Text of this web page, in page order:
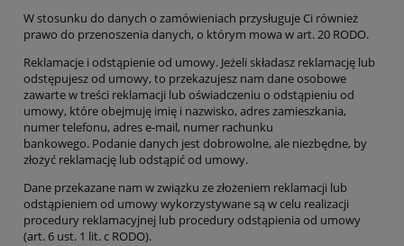
W stosunku do danych o zamówieniach przysługuje Ci również
prawo do przenoszenia danych, o którym mowa w art. 20 RODO.
Reklamacje i odstąpienie od umowy. Jeżeli składasz reklamację lub
odstępujesz od umowy, to przekazujesz nam dane osobowe
zawarte w treści reklamacji lub oświadczeniu o odstąpieniu od
umowy, które obejmuję imię i nazwisko, adres zamieszkania,
numer telefonu, adres e-mail, numer rachunku
bankowego. Podanie danych jest dobrowolne, ale niezbędne, by
złożyć reklamację lub odstąpić od umowy.
Dane przekazane nam w związku ze złożeniem reklamacji lub
odstąpieniem od umowy wykorzystywane są w celu realizacji
procedury reklamacyjnej lub procedury odstąpienia od umowy
(art. 6 ust. 1 lit. c RODO).